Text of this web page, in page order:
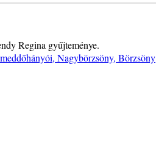
Regina gyűjteménye.
Nagybörzsöny, Börzsöny